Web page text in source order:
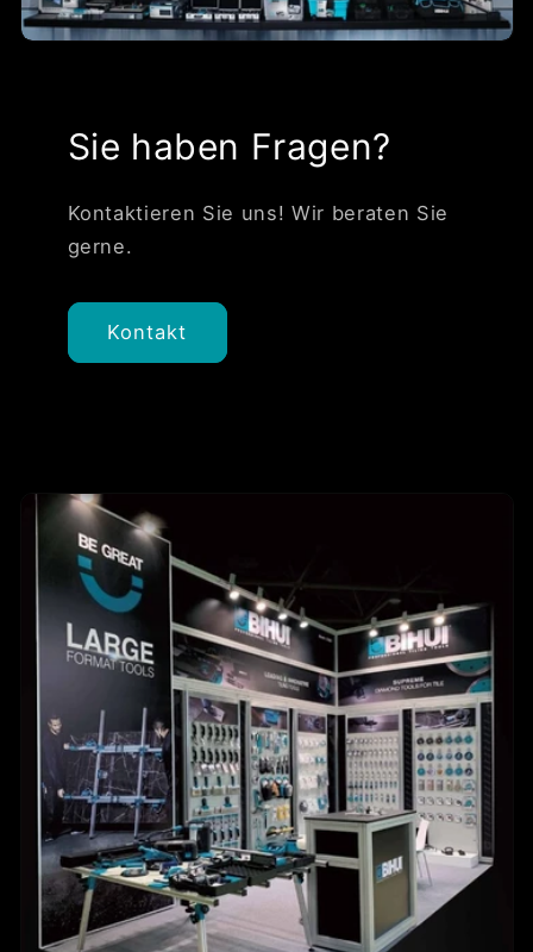
Sie haben Fragen?
Kontaktieren Sie uns! Wir beraten Sie
gerne.
Kontakt